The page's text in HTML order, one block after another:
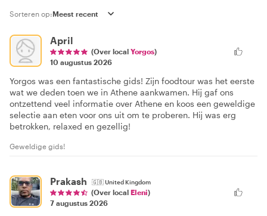
Sorteren op:
April
(Over local Yorgos)
10 augustus 2026
Yorgos was een fantastische gids! Zijn foodtour was het eerste
wat we deden toen we in Athene aankwamen. Hij gaf ons
ontzettend veel informatie over Athene en koos een geweldige
selectie aan eten voor ons uit om te proberen. Hij was erg
betrokken, relaxed en gezellig!
Geweldige gids!
Prakash 🇬🇧United Kingdom
(Over local Eleni)
7 augustus 2026